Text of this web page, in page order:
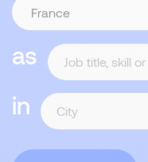
as
in